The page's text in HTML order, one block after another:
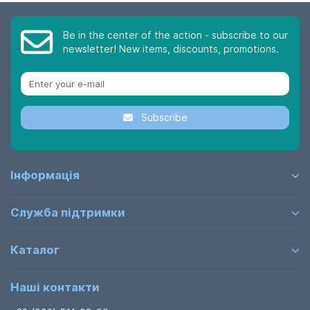
Be in the center of the action - subscribe to our
newsletter! New items, discounts, promotions.
Subscribe
Інформація
Служба підтримки
Каталог
Наші контакти